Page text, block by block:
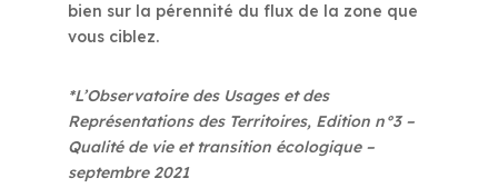
bien sur la pérennité du flux de la zone que
vous ciblez.
*L’Observatoire des Usages et des
Représentations des Territoires, Edition n°3 –
Qualité de vie et transition écologique –
septembre 2021